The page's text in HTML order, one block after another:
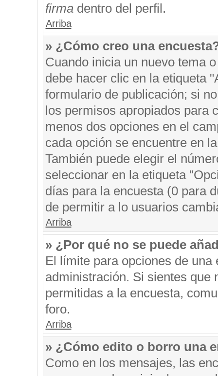
firmadentro del perfil.
Arriba
» ¿Cómo creo una
Cuando inicia un nuevo tema
debe hacer clic en la etiqueta
formulario de publicación; si
los permisos apropiados para
menos dos opciones en el
cada opción se encuentre en
También puede elegir el
seleccionar en la etiqueta
días para la encuesta (0 para
de permitir a lo usuarios
Arriba
» ¿Por qué no se puede
El límite para opciones de una
administración. Si sientes que
permitidas a la encuesta,
foro.
Arriba
» ¿Cómo edito o borro una
Como en los mensajes, las